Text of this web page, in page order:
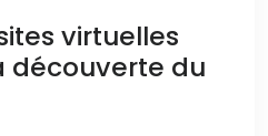
virtuelles
découverte du